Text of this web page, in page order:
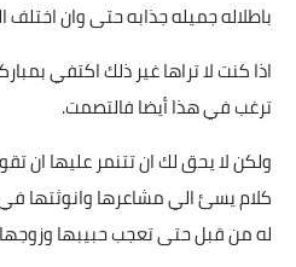
باطلاله جميله جذابه حتى وان
اذا كنت لا تراها غير ذلك اكتفي
ترغب في هذا أيضا فالتصمت.
ولكن لا يحق لك ان تتنمر عليها ان
كلام يسئ الي مشاعرها وانوثتها
له من قبل حتى تعجب حبيبها